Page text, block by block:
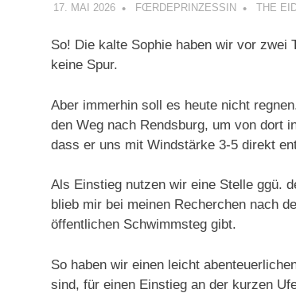
17. MAI 2026 FŒRDEPRINZESSIN THE
So! Die kalte Sophie haben wir vor zwei
keine Spur.
Aber immerhin soll es heute nicht
den Weg nach Rendsburg, um von dort
dass er uns mit Windstärke 3-5 direkt
Als Einstieg nutzen wir eine Stelle ggü.
blieb mir bei meinen Recherchen nach
öffentlichen Schwimmsteg gibt.
So haben wir einen leicht
sind, für einen Einstieg an der kurzen